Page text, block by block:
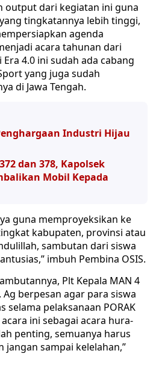
output dari kegiatan ini guna
tingkatannya lebih tinggi,
agenda
acara tahunan dari
Era 4.0 ini sudah ada cabang
yang juga sudah
di Jawa Tengah.
Industri Hijau
dan 378, Kapolsek
Mobil Kepada
guna memproyeksikan ke
kabupaten, provinsi atau
sambutan dari siswa
imbuh Pembina OSIS.
Plt Kepala MAN 4
Ag berpesan agar para siswa
selama pelaksanaan PORAK
ini sebagai acara hura-
penting, semuanya harus
jangan sampai kelelahan,”